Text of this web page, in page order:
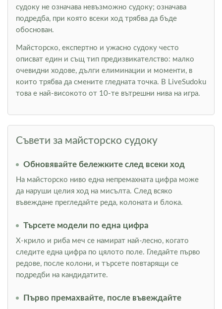
судоку не означава невъзможно судоку; означава
подредба, при която всеки ход трябва да бъде
обоснован.
Майсторско, експертно и ужасно судоку често
описват един и същ тип предизвикателство: малко
очевидни ходове, дълги елиминации и моменти, в
които трябва да смените гледната точка. В LiveSudoku
това е най-високото от 10-те вътрешни нива на игра.
Съвети за майсторско судоку
Обновявайте бележките след всеки ход
На майсторско ниво една непремахната цифра може
да наруши целия ход на мисълта. След всяко
въвеждане прегледайте реда, колоната и блока.
Търсете модели по една цифра
Х-крило и риба меч се намират най-лесно, когато
следите една цифра по цялото поле. Гледайте първо
редове, после колони, и търсете повтарящи се
подредби на кандидатите.
Първо премахвайте, после въвеждайте